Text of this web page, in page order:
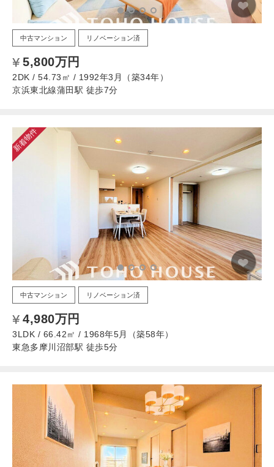
中古マンション リノベーション済
5,800万円
2DK / 54.73㎡ / 1992年3月（築34年）
京浜東北線蒲田駅 徒歩7分
新着物件
中古マンション リノベーション済
4,980万円
3LDK / 66.42㎡ / 1968年5月（築58年）
東急多摩川沼部駅 徒歩5分